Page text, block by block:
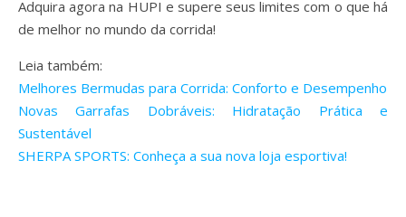
Adquira agora na HUPI e supere seus limites com o que há
de melhor no mundo da corrida!
Leia também:
Melhores Bermudas para Corrida: Conforto e Desempenho
Novas Garrafas Dobráveis: Hidratação Prática e
Sustentável
SHERPA SPORTS: Conheça a sua nova loja esportiva!